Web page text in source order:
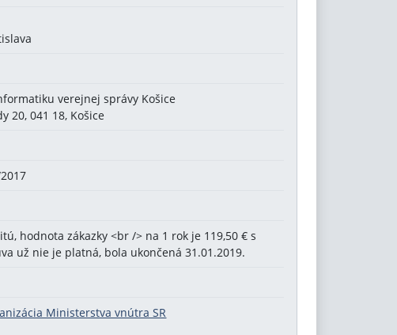
verejnej správy Košice
20, 041 18, Košice
hodnota zákazky <br /> na 1 rok je 119,50 € s
už nie je platná, bola ukončená 31.01.2019.
Ministerstva vnútra SR